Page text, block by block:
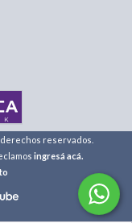
derechos reservados.
ingresá acá.